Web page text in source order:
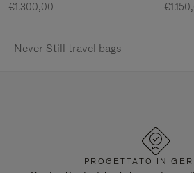
€1.300,00
Never Still travel bags
PROGETTATO IN